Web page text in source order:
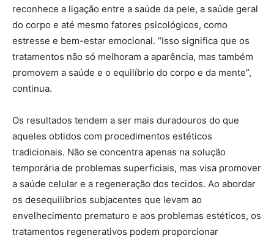
reconhece a ligação entre a saúde da pele, a saúde geral
do corpo e até mesmo fatores psicológicos, como
estresse e bem-estar emocional. “Isso significa que os
tratamentos não só melhoram a aparência, mas também
promovem a saúde e o equilíbrio do corpo e da mente”,
continua.
Os resultados tendem a ser mais duradouros do que
aqueles obtidos com procedimentos estéticos
tradicionais. Não se concentra apenas na solução
temporária de problemas superficiais, mas visa promover
a saúde celular e a regeneração dos tecidos. Ao abordar
os desequilíbrios subjacentes que levam ao
envelhecimento prematuro e aos problemas estéticos, os
tratamentos regenerativos podem proporcionar